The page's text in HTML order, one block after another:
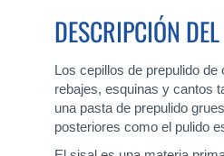
DESCRIPCIÓN
Los cepillos de prepulido
rebajes, esquinas y cantos
una pasta de prepulido
posteriores como el pulido